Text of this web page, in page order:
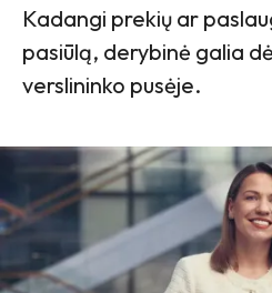
Kadangi prekių ar
pasiūlą, derybinė galia
verslininko pusėje.